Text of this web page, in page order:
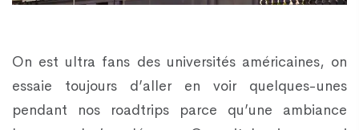
On est ultra fans des universités américaines, on
essaie toujours d’aller en voir quelques-unes
pendant nos roadtrips parce qu’une ambiance